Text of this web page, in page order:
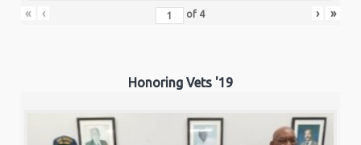
« ‹ of 4 › »
Honoring Vets '19